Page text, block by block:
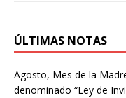
ÚLTIMAS NOTAS
Agosto, Mes de la
denominado “Ley de